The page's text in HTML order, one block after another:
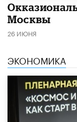
Москвы
26 ИЮНЯ
ЭКОНОМИКА